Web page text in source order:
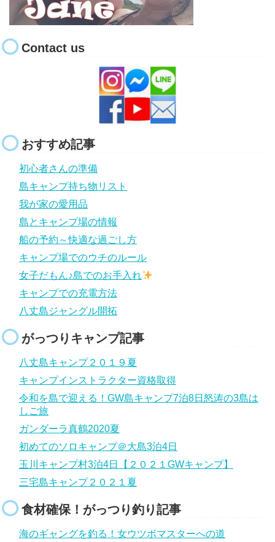
Contact us
おすすめ記事
初心者さんの準備
島キャンプ持ち物リスト
我が家の愛用品
島とキャンプ場の情報
船の予約～快適な過ごし方
キャンプ場でのウチのルール
女子だもん♪島でのお手入れ
キャンプでの充電方法
八丈島ジャングル開拓
がっつりキャンプ記事
八丈島キャンプ２０１９夏
キャンプインストラクター資格取得
令和を島で迎える！GW島キャンプ7泊8日怒涛の3島は
しご旅
ガンダーラ真鶴2020夏
初めてのソロキャンプ＠大島3泊4日
玉川キャンプ村3泊4日【２０２１GWキャンプ】
三宅島キャンプ２０２１夏
食材確保！がっつり釣り記事
海のギャングを釣る！女ウツボマスターへの道